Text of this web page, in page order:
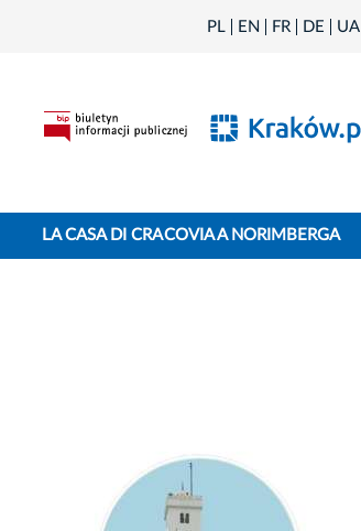
PL EN FR DE UA
LA CASA DI CRACOVIA A NORIMBERGA